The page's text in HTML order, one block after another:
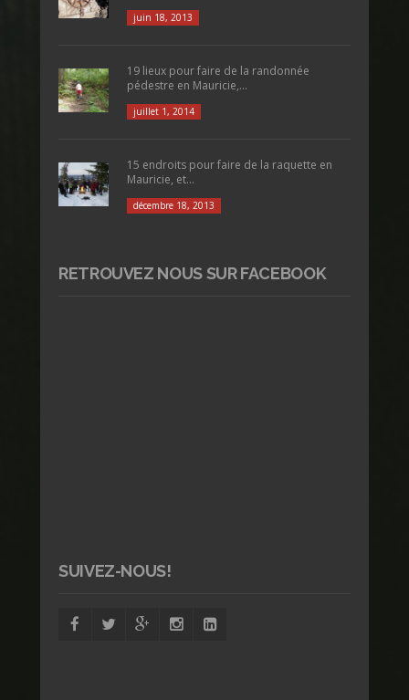
juin 18, 2013
19 lieux pour faire de la randonnée
pédestre en Mauricie,...
juillet 1, 2014
15 endroits pour faire de la raquette en
Mauricie, et...
décembre 18, 2013
RETROUVEZ NOUS SUR FACEBOOK
SUIVEZ-NOUS!